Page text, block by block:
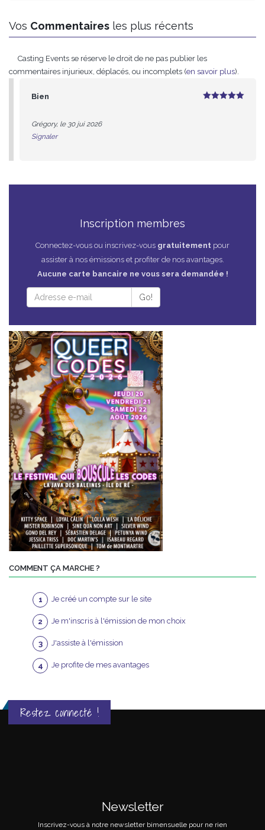
Vos Commentaires les plus récents
Casting Events se réserve le droit de ne pas publier les
commentaires injurieux, déplacés, ou incomplets (en savoir plus).
Bien
Grégory, le 30 jui 2026
Signaler
Inscription membres
Connectez-vous ou inscrivez-vous gratuitement pour
assister à nos émissions et profiter de nos avantages.
Aucune carte bancaire ne vous sera demandée !
Go!
COMMENT ÇA MARCHE ?
Je créé un compte sur le site
Je m'inscris à l'émission de mon choix
J'assiste à l'émission
Je profite de mes avantages
Restez connecté !
Newsletter
Inscrivez-vous à notre newsletter bimensuelle pour ne rien